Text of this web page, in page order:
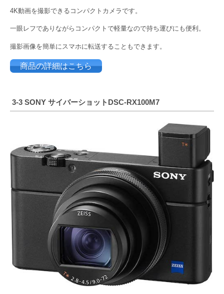
4K動画を撮影できるコンパクトカメラです。
一眼レフでありながらコンパクトで軽量なので持ち運びにも便利。
撮影画像を簡単にスマホに転送することもできます。
商品の詳細はこちら
3-3 SONY サイバーショット DSC-RX100M7